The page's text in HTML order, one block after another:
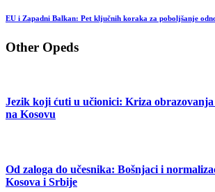
EU i Zapadni Balkan: Pet ključnih koraka za poboljšanje
Other Opeds
Jezik koji ćuti u učionici: Kriza
na Kosovu
Od zaloga do učesnika: Bošnjaci i
Kosova i Srbije